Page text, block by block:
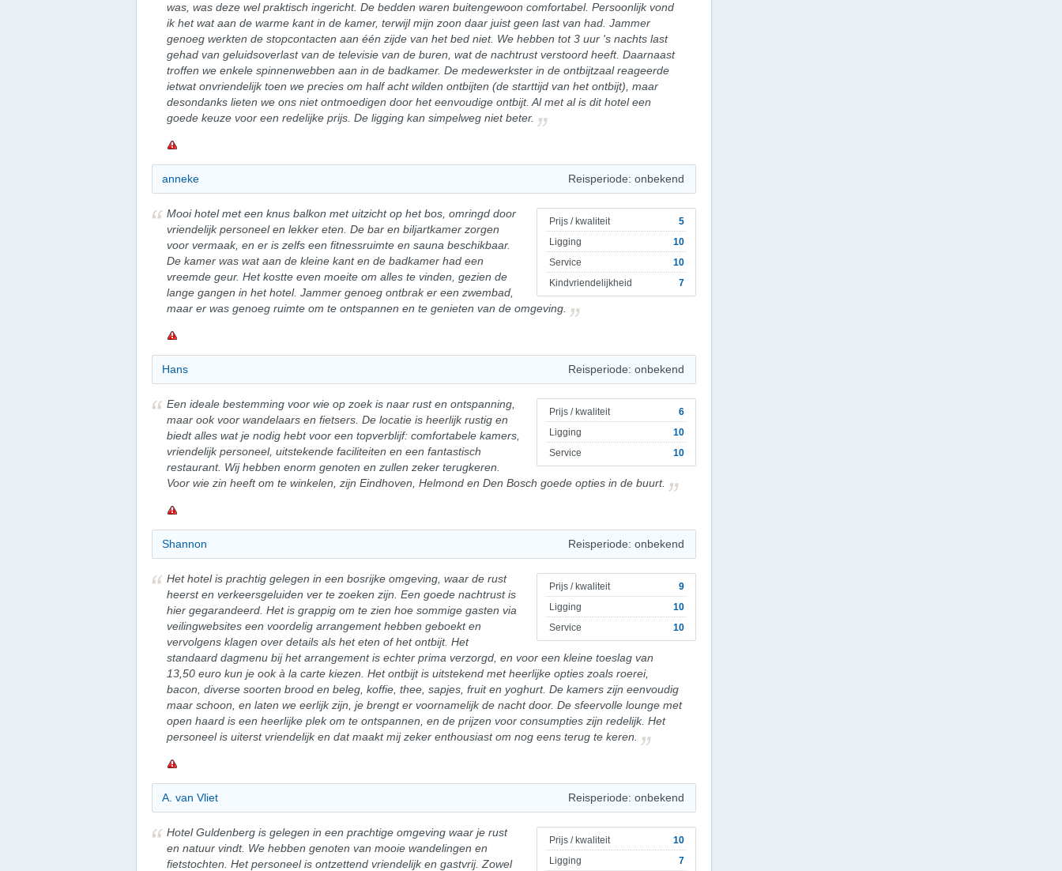
was, was deze wel praktisch ingericht. De bedden waren buitengewoon comfortabel. Persoonlijk vond
ik het wat aan de warme kant in de kamer, terwijl mijn zoon daar juist geen last van had. Jammer
genoeg werkten de stopcontacten aan één zijde van het bed niet. We hebben tot 3 uur 's nachts last
gehad van geluidsoverlast van de televisie van de buren, wat de nachtrust verstoord heeft. Daarnaast
troffen we enkele spinnenwebben aan in de badkamer. De medewerkster in de ontbijtzaal reageerde
ietwat onvriendelijk toen we precies om half acht wilden ontbijten (de starttijd van het ontbijt), maar
desondanks lieten we ons niet ontmoedigen door het eenvoudige ontbijt. Al met al is dit hotel een
goede keuze voor een redelijke prijs. De ligging kan simpelweg niet beter.
anneke Reisperiode: onbekend
Prijs / kwaliteit
5
Ligging
10
Service
10
Kindvriendelijkheid
7
Mooi hotel met een knus balkon met uitzicht op het bos, omringd door
vriendelijk personeel en lekker eten. De bar en biljartkamer zorgen
voor vermaak, en er is zelfs een fitnessruimte en sauna beschikbaar.
De kamer was wat aan de kleine kant en de badkamer had een
vreemde geur. Het kostte even moeite om alles te vinden, gezien de
lange gangen in het hotel. Jammer genoeg ontbrak er een zwembad,
maar er was genoeg ruimte om te ontspannen en te genieten van de omgeving.
Hans Reisperiode: onbekend
Prijs / kwaliteit
6
Ligging
10
Service
10
Een ideale bestemming voor wie op zoek is naar rust en ontspanning,
maar ook voor wandelaars en fietsers. De locatie is heerlijk rustig en
biedt alles wat je nodig hebt voor een topverblijf: comfortabele kamers,
vriendelijk personeel, uitstekende faciliteiten en een fantastisch
restaurant. Wij hebben enorm genoten en zullen zeker terugkeren.
Voor wie zin heeft om te winkelen, zijn Eindhoven, Helmond en Den Bosch goede opties in de buurt.
Shannon Reisperiode: onbekend
Prijs / kwaliteit
9
Ligging
10
Service
10
Het hotel is prachtig gelegen in een bosrijke omgeving, waar de rust
heerst en verkeersgeluiden ver te zoeken zijn. Een goede nachtrust is
hier gegarandeerd. Het is grappig om te zien hoe sommige gasten via
veilingwebsites een voordelig arrangement hebben geboekt en
vervolgens klagen over details als het eten of het ontbijt. Het
standaard dagmenu bij het arrangement is echter prima verzorgd, en voor een kleine toeslag van
13,50 euro kun je ook à la carte kiezen. Het ontbijt is uitstekend met heerlijke opties zoals roerei,
bacon, diverse soorten brood en beleg, koffie, thee, sapjes, fruit en yoghurt. De kamers zijn eenvoudig
maar schoon, en laten we eerlijk zijn, je brengt er voornamelijk de nacht door. De sfeervolle lounge met
open haard is een heerlijke plek om te ontspannen, en de prijzen voor consumpties zijn redelijk. Het
personeel is uiterst vriendelijk en dat maakt mij zeker enthousiast om nog eens terug te keren.
A. van Vliet Reisperiode: onbekend
Prijs / kwaliteit
10
Ligging
7
Hotel Guldenberg is gelegen in een prachtige omgeving waar je rust
en natuur vindt. We hebben genoten van mooie wandelingen en
fietstochten. Het personeel is ontzettend vriendelijk en gastvrij. Zowel